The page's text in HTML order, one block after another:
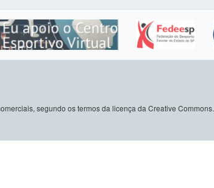
segundo os termos da licença da Creative Commons.